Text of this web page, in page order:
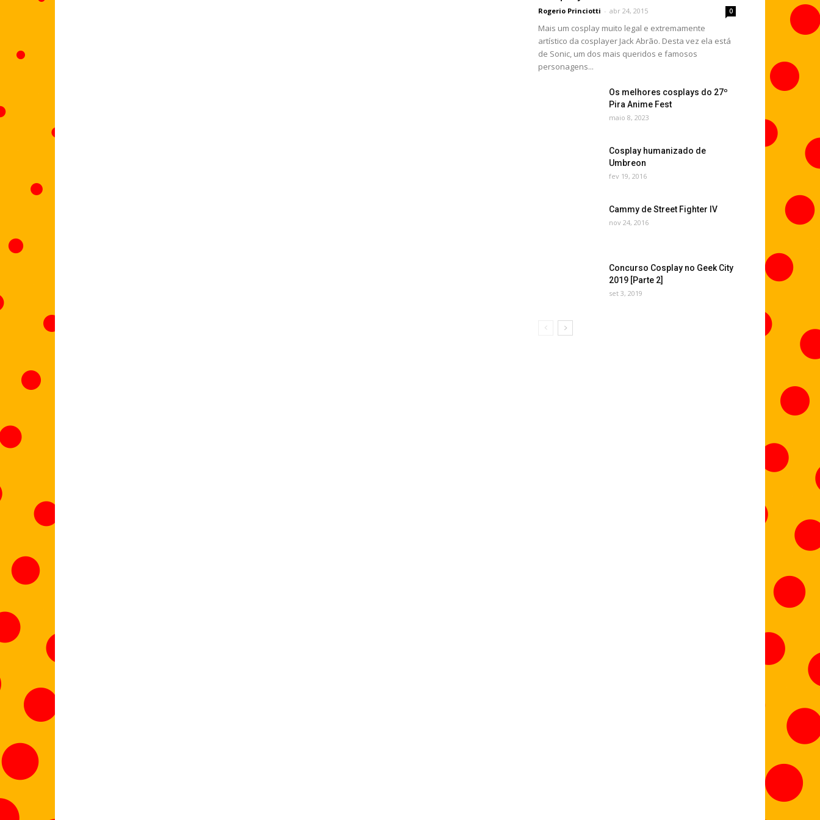
Rogerio Princiotti - abr 24, 2015 0
Mais um cosplay muito legal e extremamente
artístico da cosplayer Jack Abrão. Desta vez ela está
de Sonic, um dos mais queridos e famosos
personagens...
Os melhores cosplays do 27º
Pira Anime Fest
maio 8, 2023
Cosplay humanizado de
Umbreon
fev 19, 2016
Cammy de Street Fighter IV
nov 24, 2016
Concurso Cosplay no Geek City
2019 [Parte 2]
set 3, 2019